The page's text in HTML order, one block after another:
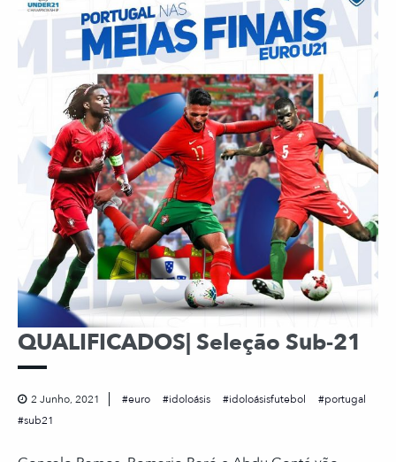
QUALIFICADOS| Seleção Sub-21
2 Junho, 2021 euro idoloásis idoloásisfutebol
portugal
sub21